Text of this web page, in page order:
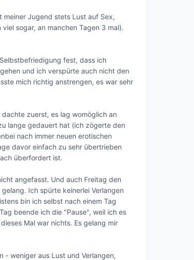
meiner Jugend stets Lust auf Sex,
sogar, an manchen Tagen 3 mal).
fest, dass ich
und ich verspürte auch nicht den
mich richtig anstrengen, es war sehr
zuerst, es lag womöglich an
lange gedauert hat (ich zögerte den
nach immer neuen erotischen
davor einfach zu sehr übertrieben
überfordert ist.
angefasst. Und auch Freitag den
Ich spürte keinerlei Verlangen
bin ich selbst nach einem Tag
beende ich die "Pause", weil ich es
Mal war nichts. Es gelang mir
- weniger aus Lust und Verlangen,